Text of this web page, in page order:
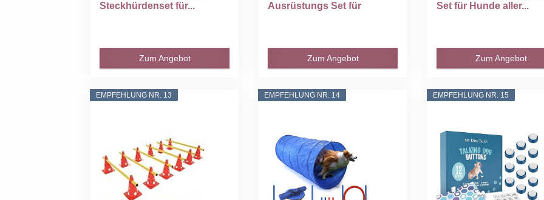
Steckhürdenset für...
Zum Angebot
Ausrüstungs Set für
Zum Angebot
Set für Hunde aller...
Zum Angebot
EMPFEHLUNG NR. 13 EMPFEHLUNG NR. 14 EMPFEHLUNG NR. 15